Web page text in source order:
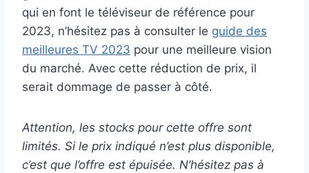
qui en font le téléviseur de référence pour
2023, n’hésitez pas à consulter le guide des
meilleures TV 2023 pour une meilleure vision
du marché. Avec cette réduction de prix, il
serait dommage de passer à côté.
Attention, les stocks pour cette offre sont
limités. Si le prix indiqué n’est plus disponible,
c’est que l’offre est épuisée. N’hésitez pas à